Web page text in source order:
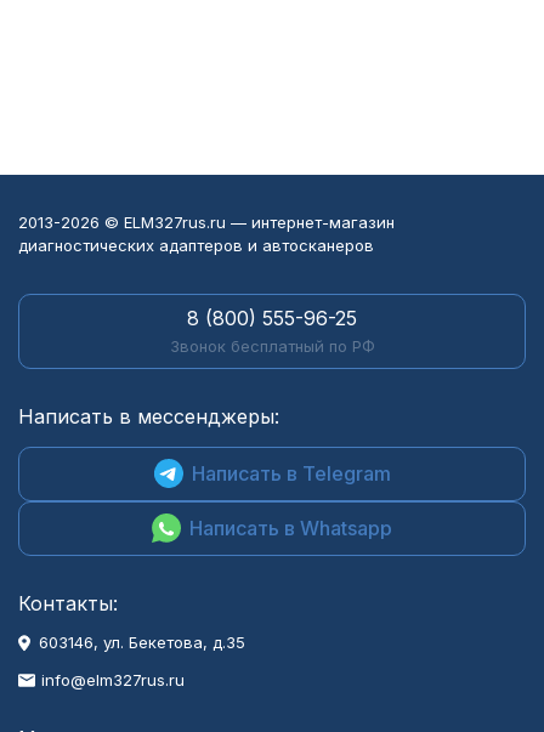
2013-2026 © ELM327rus.ru — интернет-магазин
диагностических адаптеров и автосканеров
8 (800) 555-96-25
Звонок бесплатный по РФ
Написать в мессенджеры:
Написать в Telegram
Написать в Whatsapp
Контакты:
603146, ул. Бекетова, д.35
info@elm327rus.ru